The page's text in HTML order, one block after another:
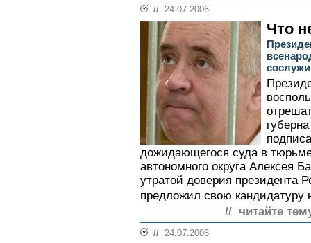
// 24.07.2006
Что
дожидающегося суда в тюрьме
автономного округа Алексея
утратой доверия президента
предложил свою кандидатуру
// читайте
// 24.07.2006